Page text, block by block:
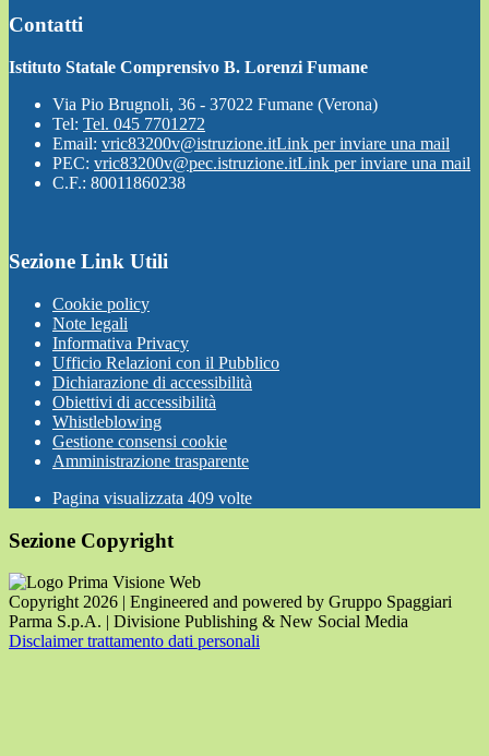
Contatti
Istituto Statale Comprensivo B. Lorenzi Fumane
Via Pio Brugnoli, 36 - 37022 Fumane (Verona)
Tel: Tel. 045 7701272
Email: vric83200v@istruzione.itLink per inviare una mail
PEC: vric83200v@pec.istruzione.itLink per inviare una mail
C.F.: 80011860238
Sezione Link Utili
Cookie policy
Note legali
Informativa Privacy
Ufficio Relazioni con il Pubblico
Dichiarazione di accessibilità
Obiettivi di accessibilità
Whistleblowing
Gestione consensi cookie
Amministrazione trasparente
Pagina visualizzata 409 volte
Sezione Copyright
Copyright 2026 | Engineered and powered by Gruppo Spaggiari
Parma S.p.A. | Divisione Publishing & New Social Media
Disclaimer trattamento dati personali